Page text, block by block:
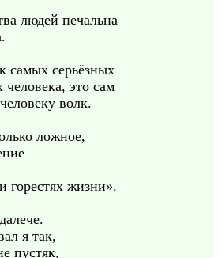
людей печальна
самых серьёзных
это сам
волк.
ложное,
горестях жизни».
я так,
пустяк,